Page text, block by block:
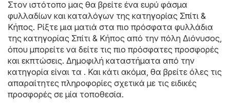
Στον ιστότοπο μας θα βρείτε ένα ευρύ φάσμα
φυλλαδίων και καταλόγων της κατηγορίας Σπίτι &
Κήπος. Ρίξτε μια ματιά στα πιο πρόσφατα φυλλάδια
της κατηγορίας Σπίτι & Κήπος από την πόλη Διόνυσος,
όπου μπορείτε να δείτε τις πιο πρόσφατες προσφορές
και εκπτώσεις. Δημοφιλή καταστήματα από την
κατηγορία είναι τα . Και κάτι ακόμα, θα βρείτε όλες τις
απαραίτητες πληροφορίες σχετικά με τις ειδικές
προσφορές σε μία τοποθεσία.